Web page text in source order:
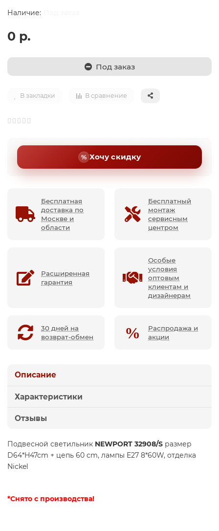
0 р.
Под заказ
В закладки В сравнение
Хочу скидку
Бесплатная
доставка по
Москве и
области
Бесплатный
монтаж
сервисным
центром
Расширенная
гарантия
Особые
условия
оптовым
клиентам и
дизайнерам
30 дней на
возврат-обмен
Распродажа и
акции
Описание
Характеристики
Отзывы
Подвесной светильник NEWPORT 32908/S размер
D64*H47cm + цепь 60 cm, лампы E27 8*60W, отделка
Nickel
*Снято с производства!